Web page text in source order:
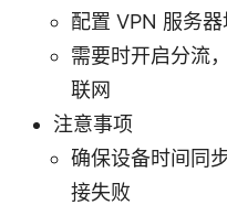
配置 VPN 服务
需要时开启分流
联网
注意事项
确保设备时间同
接失败